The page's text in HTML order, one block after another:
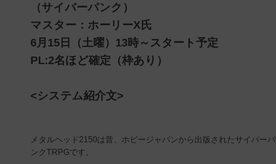
（サイバーパンク）
マスター：ホーリーX氏
6月15日（土曜）13時～スタート予定
PL:2名ほど確定（枠あり）
<システム紹介文>
メタルヘッド2150は昔、ホビージャパンから出版されたサイバーパ
ンクTRPGです。